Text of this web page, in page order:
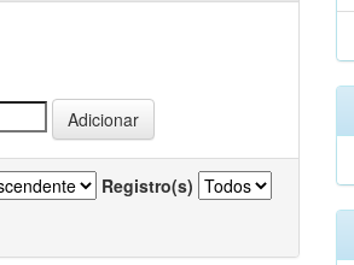
Registro(s)